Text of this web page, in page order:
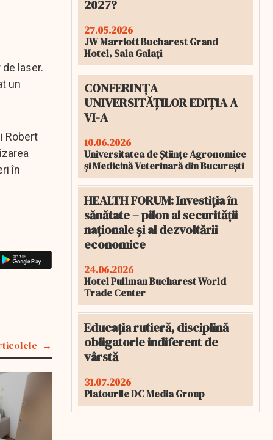
laser.
un
Robert
în
2027?
27.05.2026
JW Marriott Bucharest Grand
Hotel, Sala Galați
CONFERINȚA
UNIVERSITĂȚILOR EDIȚIA A
VI-A
10.06.2026
Universitatea de Științe Agronomice
și Medicină Veterinară din București
HEALTH FORUM: Investiția în
sănătate – pilon al securității
naționale și al dezvoltării
economice
24.06.2026
Hotel Pullman Bucharest World
Trade Center
Educația rutieră, disciplină
obligatorie indiferent de
vârstă
31.07.2026
Platourile DC Media Group